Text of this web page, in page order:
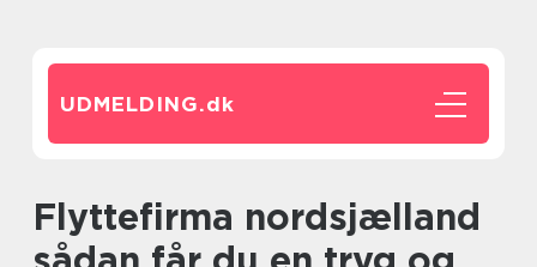
UDMELDING.dk
Flyttefirma nordsjælland